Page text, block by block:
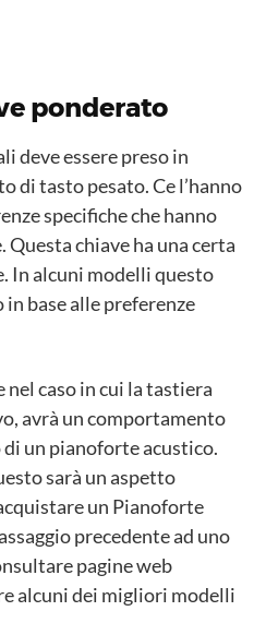
ponderato
deve essere preso in
di tasto pesato. Ce l’hanno
specifiche che hanno
chiave ha una certa
In alcuni modelli questo
in base alle preferenze
nel caso in cui la tastiera
avrà un comportamento
un pianoforte acustico.
sarà un aspetto
un Pianoforte
precedente ad uno
pagine web
alcuni dei migliori modelli